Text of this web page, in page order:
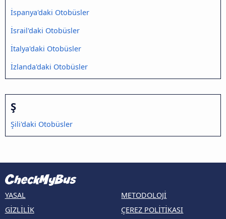
İspanya'daki Otobüsler
İsrail'daki Otobüsler
İtalya'daki Otobüsler
İzlanda'daki Otobüsler
Ş
Şili'daki Otobüsler
YASAL
GIZLILIK
METODOLOJI
ÇEREZ POLITIKASI